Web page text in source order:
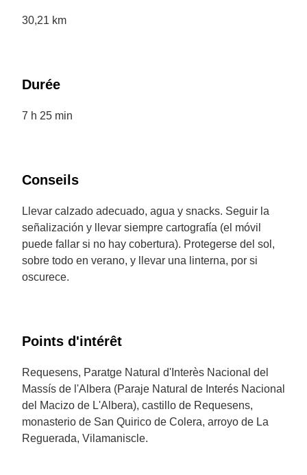
30,21 km
Durée
7 h 25 min
Conseils
Llevar calzado adecuado, agua y snacks. Seguir la
señalización y llevar siempre cartografía (el móvil
puede fallar si no hay cobertura). Protegerse del sol,
sobre todo en verano, y llevar una linterna, por si
oscurece.
Points d'intérêt
Requesens, Paratge Natural d'Interès Nacional del
Massís de l'Albera (Paraje Natural de Interés Nacional
del Macizo de L'Albera), castillo de Requesens,
monasterio de San Quirico de Colera, arroyo de La
Reguerada, Vilamaniscle.